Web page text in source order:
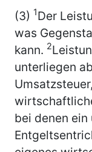
(3) 1Der
was
kann. 2
unterliegen
bei denen